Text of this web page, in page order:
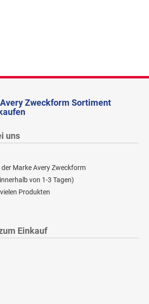
Zweckform Sortiment
uns
Marke Avery Zweckform
von 1-3 Tagen)
Produkten
Einkauf